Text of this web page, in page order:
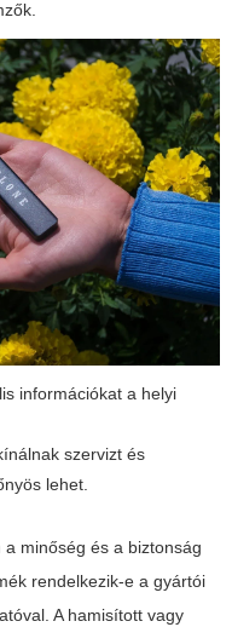
információkat a helyi
szervizt és
lehet.
minőség és a biztonság
rendelkezik-e a gyártói
A hamisított vagy